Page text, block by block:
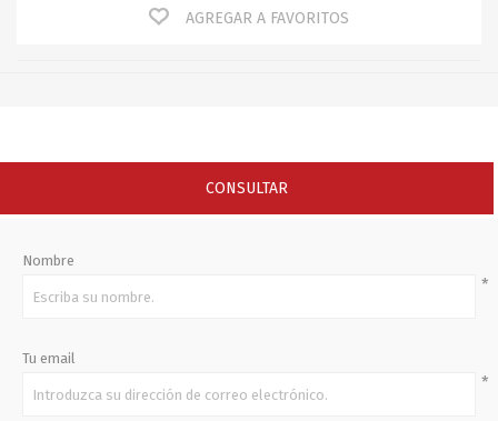
AGREGAR A FAVORITOS
CONSULTAR
Nombre
*
Tu email
*